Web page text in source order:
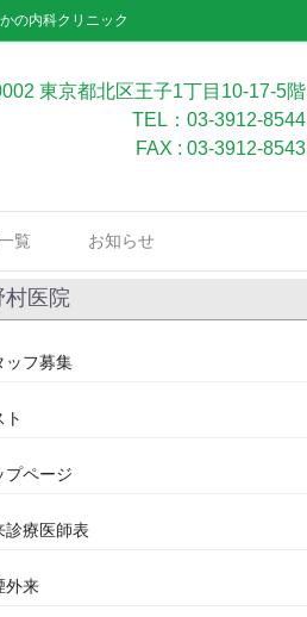
の内科クリニック
東京都北区王子1丁目10-17-5階
TEL：03-3912-8544
FAX : 03-3912-8543
覧 お知らせ
村医院
ッフ募集
ト
プページ
診療医師表
外来